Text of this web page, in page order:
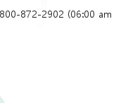
872-2902 (06:00 am